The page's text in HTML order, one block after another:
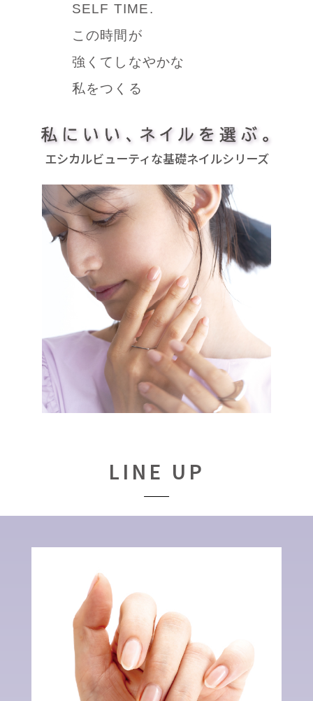
SELF TIME.
この時間が
強くてしなやかな
私をつくる
エシカルビューティな基礎ネイルシリーズ
LINE UP